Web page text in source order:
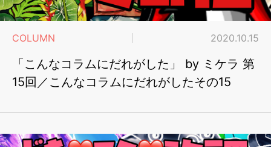
COLUMN 2020.10.15
「こんなコラムにだれがした」 by ミケラ 第
15回／こんなコラムにだれがしたその15